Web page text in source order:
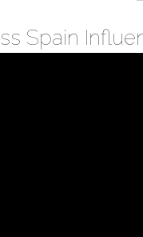
Spain